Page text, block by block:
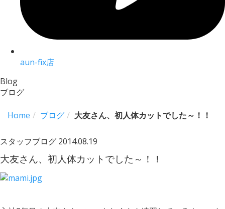
aun-fix店
Blog
ブログ
Home ブログ 大友さん、初人体カットでした～！！
スタッフブログ 2014.08.19
大友さん、初人体カットでした～！！